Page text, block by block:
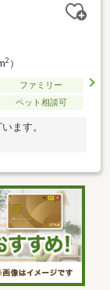
2）
ファミリー
ペット相談可
ます。